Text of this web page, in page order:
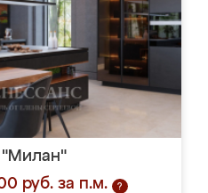
"Милан"
руб. за п.м.
?